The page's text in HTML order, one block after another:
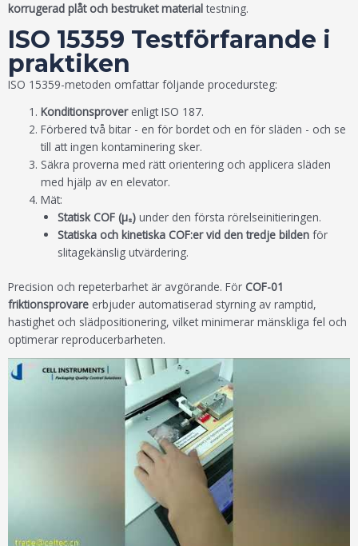
korrugerad plåt och bestruket material testning.
ISO 15359 Testförfarande i
praktiken
ISO 15359-metoden omfattar följande procedursteg:
Konditionsproverenligt ISO 187.
Förbered två bitar - en för bordet och en för släden - och se
till att ingen kontaminering sker.
Säkra proverna med rätt orientering och applicera släden
med hjälp av en elevator.
Mät:
Statisk COF (μₛ)under den första rörelseinitieringen.
Statiska och kinetiska COF:er vid den tredje bildenför
slitagekänslig utvärdering.
Precision och repeterbarhet är avgörande. För COF-01
friktionsprovare erbjuder automatiserad styrning av ramptid,
hastighet och slädpositionering, vilket minimerar mänskliga fel och
optimerar reproducerbarheten.